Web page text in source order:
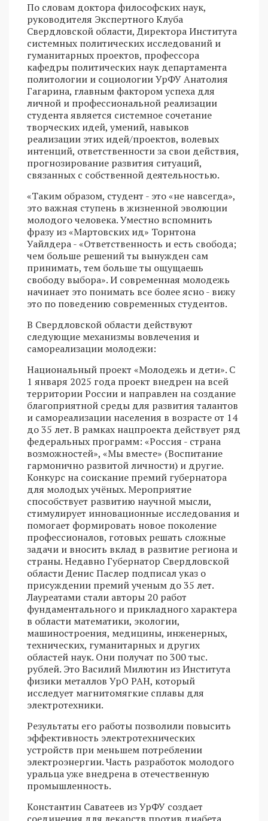
По словам доктора философских наук,
руководителя Экспертного Клуба
Свердловской области, Директора Института
системных политических исследований и
гуманитарных проектов, профессора
кафедры политических наук департамента
политологии и социологии УрФУ Анатолия
Гагарина, главным фактором успеха для
личной и профессиональной реализации
студента является системное сочетание
творческих идей, умений, навыков
реализации этих идей/проектов, волевых
интенций, ответственности за свои действия,
прогнозирование развития ситуаций,
связанных с собственной деятельностью.
«Таким образом, студент - это «не навсегда»,
это важная ступень в жизненной эволюции
молодого человека. Уместно вспомнить
фразу из «Мартовских ид» Торнтона
Уайлдера - «Ответственность и есть свобода;
чем больше решений ты вынужден сам
принимать, тем больше ты ощущаешь
свободу выбора». И современная молодежь
начинает это понимать все более ясно - вижу
это по поведению современных студентов.
В Свердловской области действуют
следующие механизмы вовлечения и
самореализации молодежи:
Национальный проект «Молодежь и дети». С
1 января 2025 года проект внедрен на всей
территории России и направлен на создание
благоприятной среды для развития талантов
и самореализации населения в возрасте от 14
до 35 лет. В рамках нацпроекта действует ряд
федеральных программ: «Россия - страна
возможностей», «Мы вместе» (Воспитание
гармонично развитой личности) и другие.
Конкурс на соискание премий губернатора
для молодых учёных. Мероприятие
способствует развитию научной мысли,
стимулирует инновационные исследования и
помогает формировать новое поколение
профессионалов, готовых решать сложные
задачи и вносить вклад в развитие региона и
страны. Недавно Губернатор Свердловской
области Денис Паслер подписал указ о
присуждении премий ученым до 35 лет.
Лауреатами стали авторы 20 работ
фундаментального и прикладного характера
в области математики, экологии,
машиностроения, медицины, инженерных,
технических, гуманитарных и других
областей наук. Они получат по 300 тыс.
рублей. Это Василий Милютин из Института
физики металлов УрО РАН, который
исследует магнитомягкие сплавы для
электротехники.
Результаты его работы позволили повысить
эффективность электротехнических
устройств при меньшем потреблении
электроэнергии. Часть разработок молодого
уральца уже внедрена в отечественную
промышленность.
Константин Саватеев из УрФУ создает